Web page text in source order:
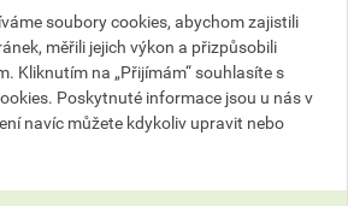
R-UD
soubory cookies, abychom zajistili
měřili jejich výkon a přizpůsobili
Kliknutím na „Přijímám“ souhlasíte s
Poskytnuté informace jsou u nás v
navíc můžete kdykoliv upravit nebo